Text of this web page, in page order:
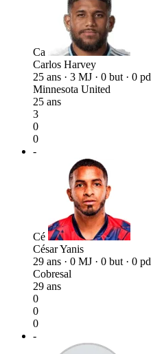
Ca
Carlos Harvey
25 ans · 3 MJ · 0 but · 0 pd
Minnesota United
25 ans
3
0
0
-
Cé
César Yanis
29 ans · 0 MJ · 0 but · 0 pd
Cobresal
29 ans
0
0
0
-